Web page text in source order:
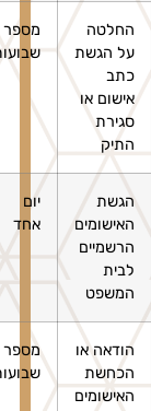
החלטה
על הגשת
כתב
אישום או
סגירת
התיק
מספר
שבועות
הגשת
האישומים
הרשמיים
לבית
המשפט
אחד
הודאה או
הכחשת
האישומים
מספר
שבועות